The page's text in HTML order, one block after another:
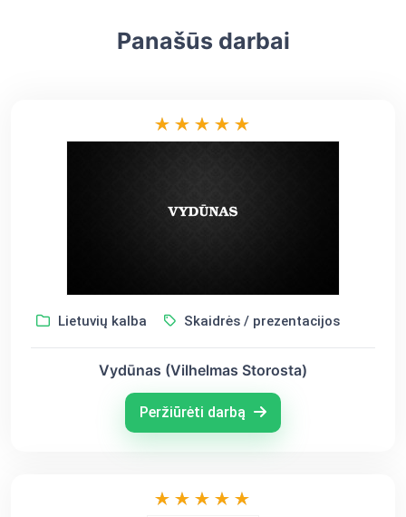
Panašūs darbai
Lietuvių kalba Skaidrės / prezentacijos
Vydūnas (Vilhelmas Storosta)
Peržiūrėti darbą